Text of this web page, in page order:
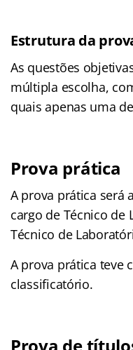
Estrutura da
As questões
múltipla escolha,
quais apenas uma
Prova prática
A prova prática será
cargo de Técnico de
Técnico de
A prova prática teve
classificatório.
Prova de